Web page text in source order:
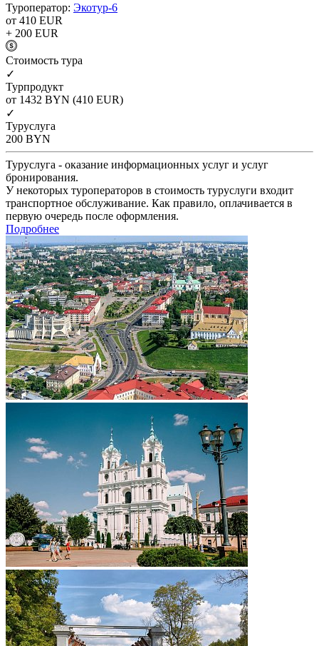
Туроператор: Экотур-6
от 410 EUR
+ 200 EUR
Cтоимость тура
✓
Турпродукт
от 1432 BYN (410 EUR)
✓
Туруслуга
200 BYN
Туруслуга - оказание информационных услуг и услуг
бронирования.
У некоторых туроператоров в стоимость туруслуги входит
транспортное обслуживание. Как правило, оплачивается в
первую очередь после оформления.
Подробнее